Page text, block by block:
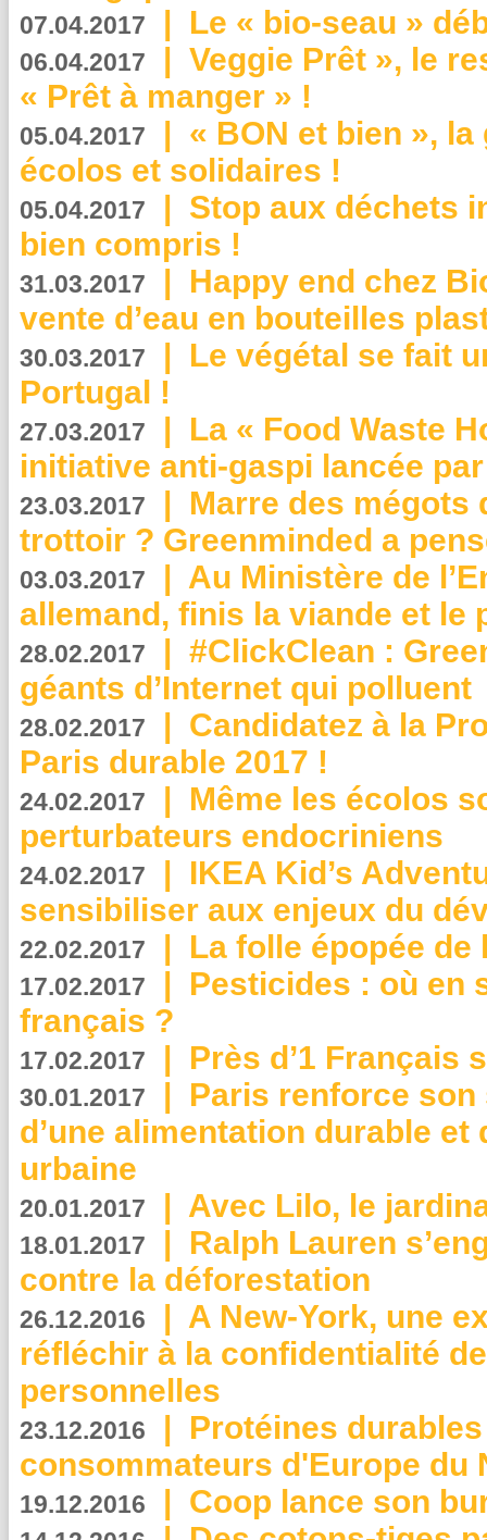
07.04.2017 | Le « bio-seau »
06.04.2017 | Veggie Prêt », le
« Prêt à manger » !
05.04.2017 | « BON et bien »,
écolos et solidaires !
05.04.2017 | Stop aux déchets
bien compris !
31.03.2017 | Happy end chez
vente d’eau en bouteilles
30.03.2017 | Le végétal se fait
Portugal !
27.03.2017 | La « Food Waste
initiative anti-gaspi lancée
23.03.2017 | Marre des mégots
trottoir ? Greenminded a
03.03.2017 | Au Ministère de
allemand, finis la viande et le
28.02.2017 | #ClickClean :
géants d’Internet qui polluent
28.02.2017 | Candidatez à la
Paris durable 2017 !
24.02.2017 | Même les écolos
perturbateurs endocriniens
24.02.2017 | IKEA Kid’s
sensibiliser aux enjeux du
22.02.2017 | La folle épopée de
17.02.2017 | Pesticides : où en
français ?
17.02.2017 | Près d’1 Français
30.01.2017 | Paris renforce
d’une alimentation durable et
urbaine
20.01.2017 | Avec Lilo, le
18.01.2017 | Ralph Lauren
contre la déforestation
26.12.2016 | A New-York, une
réfléchir à la confidentialité
personnelles
23.12.2016 | Protéines
consommateurs d'Europe du
19.12.2016 | Coop lance son